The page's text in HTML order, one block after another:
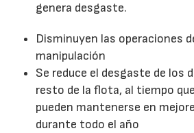
genera desgaste.
Disminuyen las operaciones
manipulación
Se reduce el desgaste de los
resto de la flota, al tiempo
pueden mantenerse en
durante todo el año